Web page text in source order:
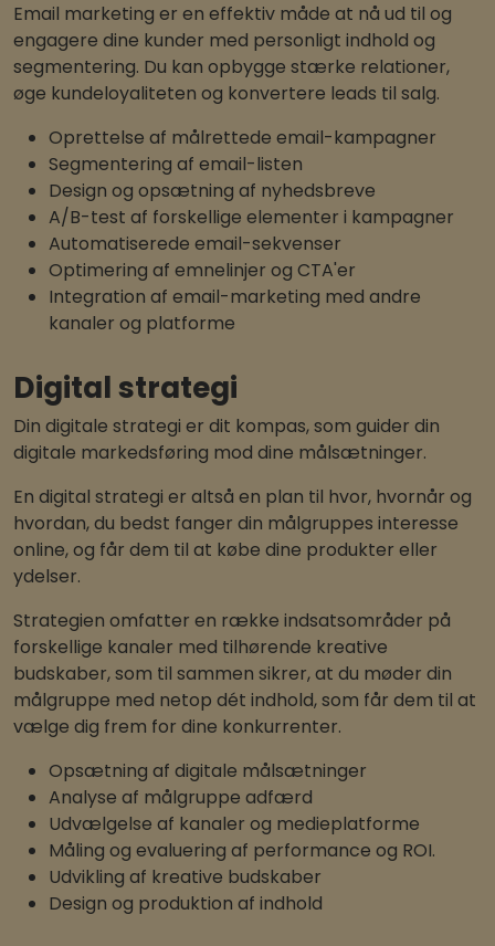
Email marketing er en effektiv måde at nå ud til og
engagere dine kunder med personligt indhold og
segmentering. Du kan opbygge stærke relationer,
øge kundeloyaliteten og konvertere leads til salg.
Oprettelse af målrettede email-kampagner
Segmentering af email-listen
Design og opsætning af nyhedsbreve
A/B-test af forskellige elementer i kampagner
Automatiserede email-sekvenser
Optimering af emnelinjer og CTA'er
Integration af email-marketing med andre
kanaler og platforme
Digital strategi
Din digitale strategi er dit kompas, som guider din
digitale markedsføring mod dine målsætninger.
En digital strategi er altså en plan til hvor, hvornår og
hvordan, du bedst fanger din målgruppes interesse
online, og får dem til at købe dine produkter eller
ydelser.
Strategien omfatter en række indsatsområder på
forskellige kanaler med tilhørende kreative
budskaber, som til sammen sikrer, at du møder din
målgruppe med netop dét indhold, som får dem til at
vælge dig frem for dine konkurrenter.
Opsætning af digitale målsætninger
Analyse af målgruppe adfærd
Udvælgelse af kanaler og medieplatforme
Måling og evaluering af performance og ROI.
Udvikling af kreative budskaber
Design og produktion af indhold